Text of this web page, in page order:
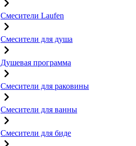
Смесители Laufen
Смесители для душа
Душевая программа
Смесители для раковины
Смесители для ванны
Смесители для биде